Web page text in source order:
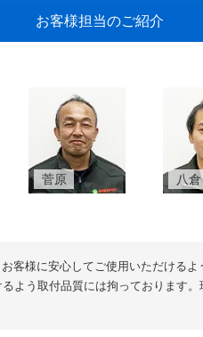
お客様担当のご紹介
菅原 八倉
客様に安心してご使用いただける
よう取付品質には拘っております